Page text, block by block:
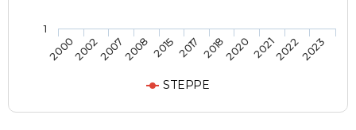
STEPPE
2000200220072008 2015 2017 20182020 202120222023
1